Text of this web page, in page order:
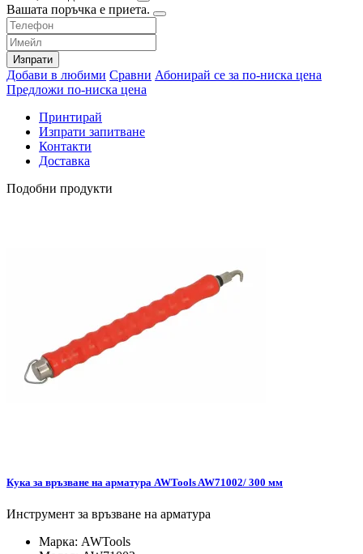
Вашата поръчка е приета.
Изпрати
Добави в любими Сравни Абонирай се за по-ниска цена
Предложи по-ниска цена
Принтирай
Изпрати запитване
Контакти
Доставка
Подобни продукти
Кука за връзване на арматура AWTools AW71002/ 300 мм
Инструмент за връзване на арматура
Марка: AWTools